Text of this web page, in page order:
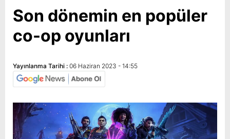
Son dönemin en popüler
co-op oyunları
Yayınlanma Tarihi : 06 Haziran 2023 - 14:55